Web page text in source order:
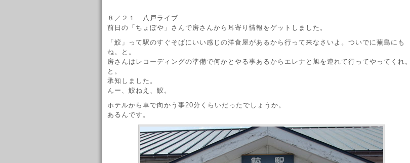
８／２１ 八戸ライブ
前日の「ちょぼや」さんで房さんから耳寄り情報をゲットしました。
「鮫」って駅のすぐそばにいい感じの洋食屋があるから行って来なさいよ。ついでに蕪島にも
ね。と。
房さんはレコーディングの準備で何かとやる事あるからエレナと旭を連れて行ってやってくれ。
と。
承知しました。
んー、鮫ねえ、鮫。
ホテルから車で向かう事20分くらいだったでしょうか。
あるんです。